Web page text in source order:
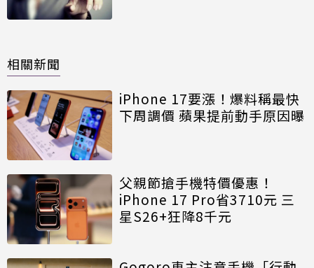
相關新聞
iPhone 17要漲！爆料稱最快
下周調價 蘋果提前動手原因曝
父親節搶手機特價優惠！
iPhone 17 Pro省3710元 三
星S26+狂降8千元